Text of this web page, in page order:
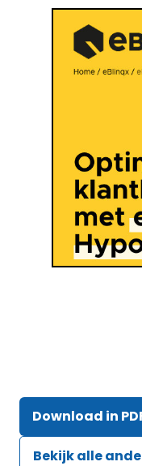
Download in
Bekijk alle